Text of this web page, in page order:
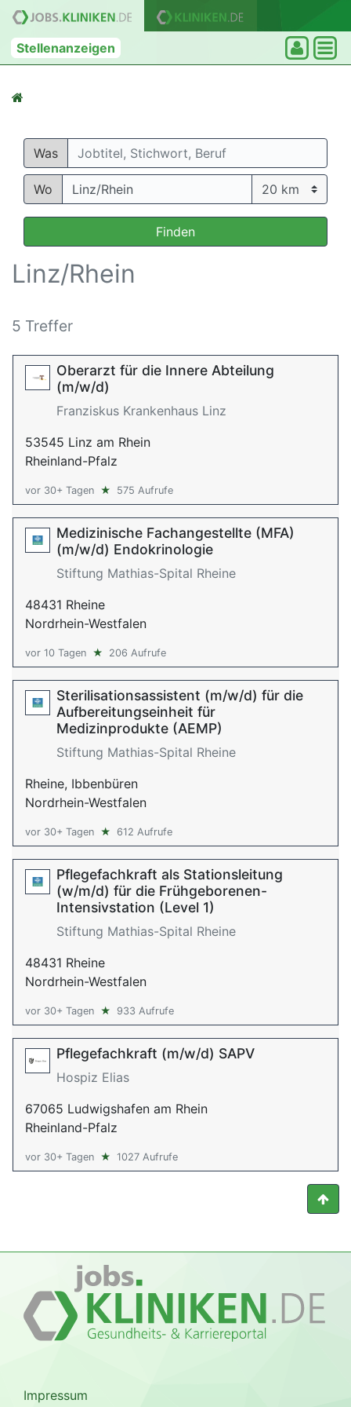
Stellenanzeigen
Was
Wo
Finden
Linz/Rhein
5 Treffer
Oberarzt für die Innere Abteilung
(m/w/d)
Franziskus Krankenhaus Linz
53545 Linz am Rhein
Rheinland-Pfalz
vor 30+ Tagen ★ 575 Aufrufe
Medizinische Fachangestellte (MFA)
(m/w/d) Endokrinologie
Stiftung Mathias-Spital Rheine
48431 Rheine
Nordrhein-Westfalen
vor 10 Tagen ★ 206 Aufrufe
Sterilisationsassistent (m/w/d) für die
Aufbereitungseinheit für
Medizinprodukte (AEMP)
Stiftung Mathias-Spital Rheine
Rheine, Ibbenbüren
Nordrhein-Westfalen
vor 30+ Tagen ★ 612 Aufrufe
Pflegefachkraft als Stationsleitung
(w/m/d) für die Frühgeborenen-
Intensivstation (Level 1)
Stiftung Mathias-Spital Rheine
48431 Rheine
Nordrhein-Westfalen
vor 30+ Tagen ★ 933 Aufrufe
Pflegefachkraft (m/w/d) SAPV
Hospiz Elias
67065 Ludwigshafen am Rhein
Rheinland-Pfalz
vor 30+ Tagen ★ 1027 Aufrufe
Impressum